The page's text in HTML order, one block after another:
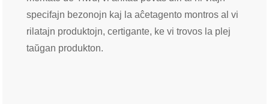
specifajn bezonojn kaj la aĉetagento montros al vi
rilatajn produktojn, certigante, ke vi trovos la plej
taŭgan produkton.